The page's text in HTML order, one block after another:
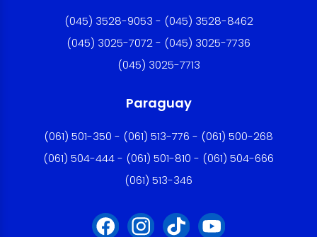
(045) 3528-9053 - (045) 3528-8462
(045) 3025-7072 - (045) 3025-7736
(045) 3025-7713
Paraguay
(061) 501-350 - (061) 513-776 - (061) 500-268
(061) 504-444 - (061) 501-810 - (061) 504-666
(061) 513-346